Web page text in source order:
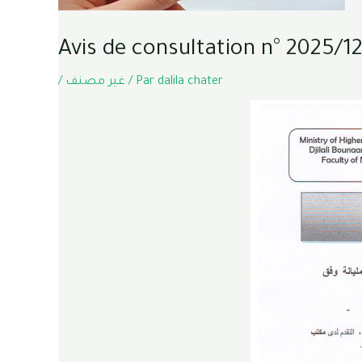
Avis de consultation n° 2025/12
/ غير مصنف / Par dalila chater